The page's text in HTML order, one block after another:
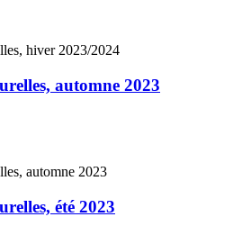
automne 2023
été 2023